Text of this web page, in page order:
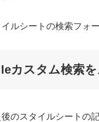
ルシートの検索フォ
カスタム検索
のスタイルシートの